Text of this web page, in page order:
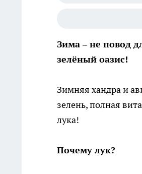
Зима – не повод
зелёный оазис!
Зимняя хандра и
зелень, полная
лука!
Почему лук?